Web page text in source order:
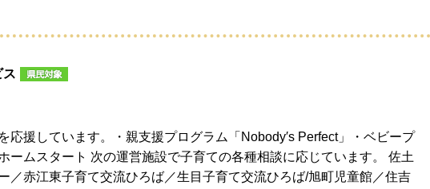
ス
応援しています。・親支援プログラム「Nobody′s Perfect」・ベビープ
ームスタート 次の運営施設で子育ての各種相談に応じています。 佐土
／赤江東子育て交流ひろば／生目子育て交流ひろば/旭町児童館／住吉